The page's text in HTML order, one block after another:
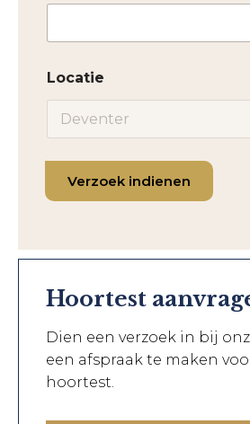
Locatie
Verzoek indienen
Hoortest
Dien een verzoek in bij
een afspraak te maken
hoortest.